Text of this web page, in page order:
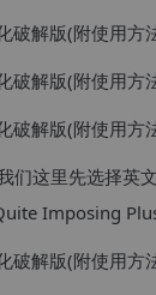
们这里先选择英
Imposing Plus